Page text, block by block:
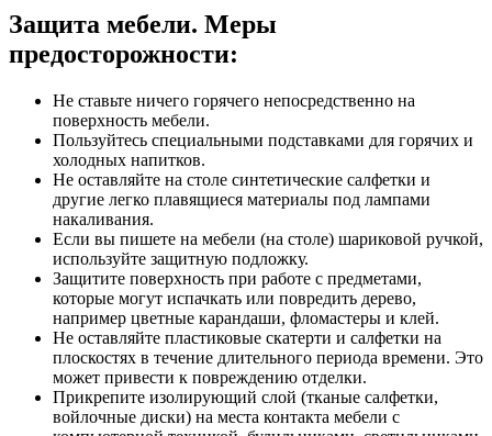
Защита мебели. Меры
предосторожности:
Не ставьте ничего горячего непосредственно на
поверхность мебели.
Пользуйтесь специальными подставками для горячих и
холодных напитков.
Не оставляйте на столе синтетические салфетки и
другие легко плавящиеся материалы под лампами
накаливания.
Если вы пишете на мебели (на столе) шариковой ручкой,
используйте защитную подложку.
Защитите поверхность при работе с предметами,
которые могут испачкать или повредить дерево,
например цветные карандаши, фломастеры и клей.
Не оставляйте пластиковые скатерти и салфетки на
плоскостях в течение длительного периода времени. Это
может привести к повреждению отделки.
Прикрепите изолирующий слой (тканые салфетки,
войлочные диски) на места контакта мебели с